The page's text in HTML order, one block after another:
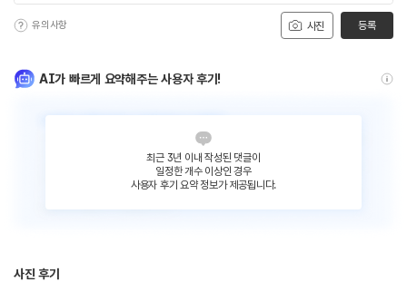
사진
유의사항 등록
AI가 빠르게 요약해주는 사용자 후기!
최근 3년 이내 작성된 댓글이
일정한 개수 이상인 경우
사용자 후기 요약 정보가 제공됩니다.
사진 후기